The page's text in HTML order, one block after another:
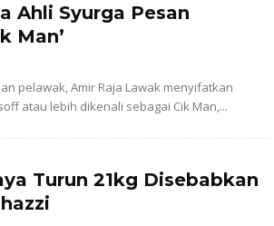
Ahli Syurga Pesan
Man’
pelawak, Amir Raja Lawak menyifatkan
atau lebih dikenali sebagai Cik Man,...
Turun 21kg Disebabkan